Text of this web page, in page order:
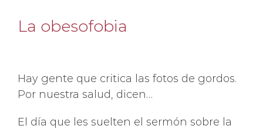
La obesofobia
Hay gente que critica las fotos de gordos.
Por nuestra salud, dicen…
El día que les suelten el sermón sobre la